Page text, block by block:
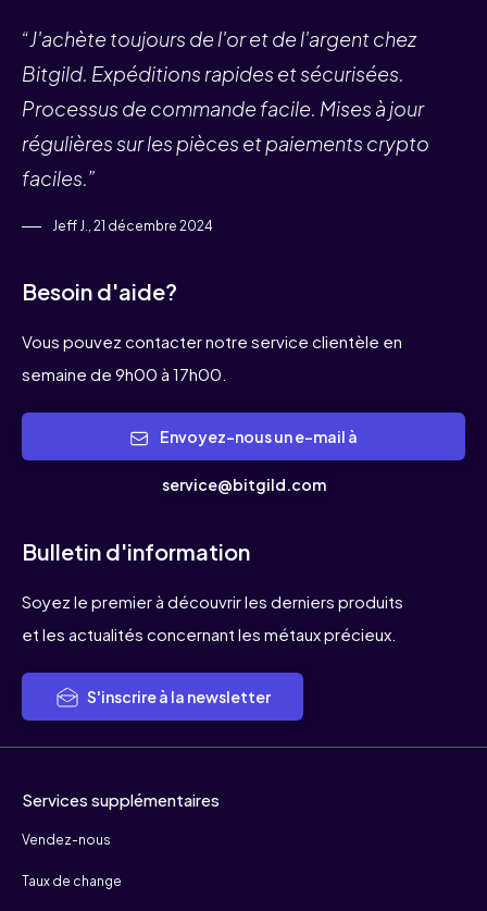
“J'achète toujours de l'or et de l'argent chez
Bitgild. Expéditions rapides et sécurisées.
Processus de commande facile. Mises à jour
régulières sur les pièces et paiements crypto
faciles.”
Jeff J., 21 décembre 2024
Besoin d'aide?
Vous pouvez contacter notre service clientèle en
semaine de 9h00 à 17h00.
service@bitgild.com
Bulletin d'information
Soyez le premier à découvrir les derniers produits
et les actualités concernant les métaux précieux.
S'inscrire à la newsletter
Services supplémentaires
Vendez-nous
Taux de change